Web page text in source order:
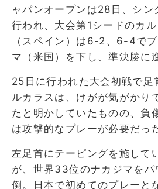
ャパンオープンは28日、シン
行われ、大会第1シードのカ
（スペイン）は6-2、6-4で
マ（米国）を下し、準決勝に
25日に行われた大会初戦で足
ルカラスは、けがが気がかり
たと明かしていたものの、負
は攻撃的なプレーが必要だっ
左足首にテーピングを施して
が、世界33位のナカジマをパ
倒。日本で初めてのプレーと